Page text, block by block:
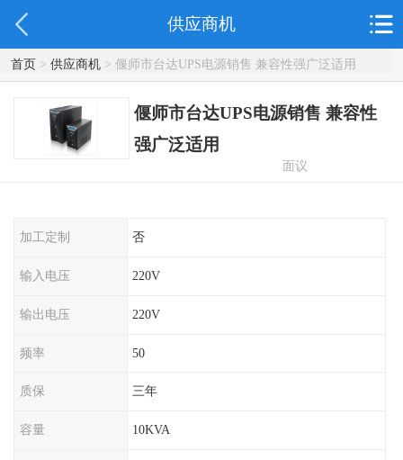
供应商机
首页> 供应商机> 偃师市台达UPS电源销售 兼容性强广泛适用
偃师市台达UPS电源销售 兼容性
强广泛适用
面议
加工定制 否
输入电压 220V
输出电压 220V
频率 50
质保 三年
容量 10KVA